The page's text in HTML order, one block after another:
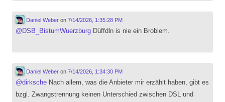
Daniel Weberon 7/14/2026, 1:35:28 PM
@ DSB_BistumWuerzburg Düffdln is nie ein Broblem.
Daniel Weberon 7/14/2026, 1:34:30 PM
@dirksche Nach allem, was die Anbieter mir erzählt haben, gibt es
bzgl. Zwangstrennung keinen Unterschied zwischen DSL und